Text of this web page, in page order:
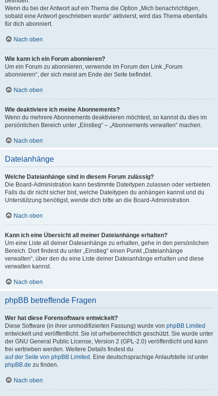
Wenn du bei der Antwort auf ein Thema die Option „Mich benachrichtigen,
sobald eine Antwort geschrieben wurde“ aktivierst, wird das Thema ebenfalls
für dich abonniert.
Nach oben
Wie kann ich ein Forum abonnieren?
Um ein Forum zu abonnieren, verwende im Forum den Link „Forum
abonnieren“, der sich meist am Ende der Seite befindet.
Nach oben
Wie deaktiviere ich meine Abonnements?
Wenn du mehrere Abonnements deaktivieren möchtest, so kannst du dies im
persönlichen Bereich unter „Einstieg“ – „Abonnements verwalten“ machen.
Nach oben
Dateianhänge
Welche Dateianhänge sind in diesem Forum zulässig?
Die Board-Administration kann bestimmte Dateitypen zulassen oder verbieten.
Falls du dir nicht sicher bist, welche Dateitypen du anhängen kannst und du
Unterstützung benötigst, wende dich bitte an die Board-Administration.
Nach oben
Kann ich eine Übersicht all meiner Dateianhänge erhalten?
Um eine Liste all deiner Dateianhänge zu erhalten, gehe in den persönlichen
Bereich. Dort findest du unter „Einstieg“ einen Punkt „Dateianhänge
verwalten“, über den du eine Liste deiner Dateianhänge erhalten und diese
verwalten kannst.
Nach oben
phpBB betreffende Fragen
Wer hat diese Forensoftware entwickelt?
Diese Software (in ihrer unmodifizierten Fassung) wurde von phpBB Limited
entwickelt und veröffentlicht. Sie ist urheberrechtlich geschützt. Sie wurde unter
der GNU General Public License, Version 2 (GPL-2.0) veröffentlicht und kann
frei vertrieben werden. Weitere Details findest du
auf der Seite von phpBB Limited . Eine deutschsprachige Anlaufstelle ist unter
phpBB.de zu finden.
Nach oben